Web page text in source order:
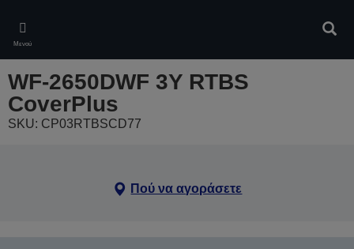
main
content
Μενού
WF-2650DWF 3Y RTBS
CoverPlus
SKU: CP03RTBSCD77
Πού να αγοράσετε